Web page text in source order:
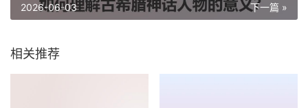
下一篇 »
2026-06-03
相关推荐